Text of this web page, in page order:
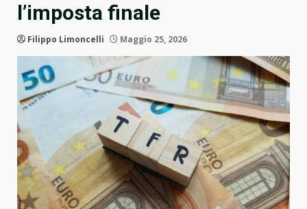
l’imposta finale
Filippo Limoncelli Maggio 25, 2026